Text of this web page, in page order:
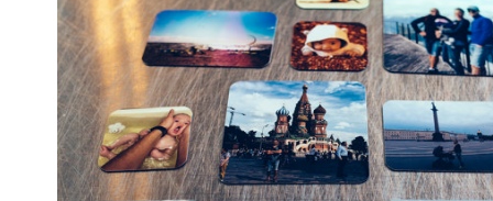
Выберите из списка:
13х18
15х15
15х20
20х20
20х30
30х30
30х40
А4
Фото
в